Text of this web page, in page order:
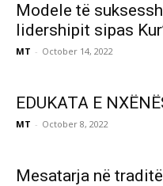
Modele të
lidershipit sipas
MT - October 14, 2022
EDUKATA E
MT - October 8, 2022
Mesatarja në